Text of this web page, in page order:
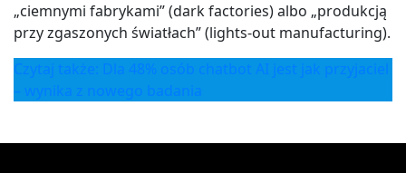
„ciemnymi fabrykami” (dark factories) albo „produkcją
przy zgaszonych światłach” (lights-out manufacturing).
Czytaj także: Dla 48% osób chatbot AI jest jak przyjaciel
– wynika z nowego badania